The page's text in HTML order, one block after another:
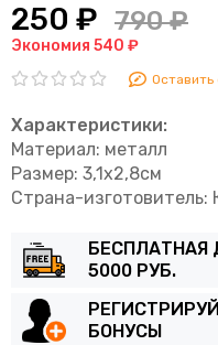
250 ₽ 790 ₽
Экономия 540 ₽
Оставить
Характеристики:
Материал: металл
Размер: 3,1х2,8см
Страна-изготовитель:
БЕСПЛАТНАЯ
5000 РУБ.
БОНУСЫ